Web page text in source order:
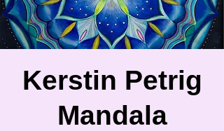
Kerstin Petrig
Mandala